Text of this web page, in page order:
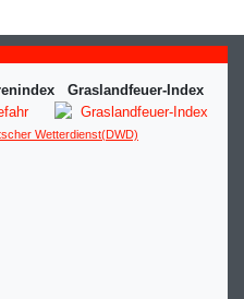
Graslandfeuer-Index
Wetterdienst(DWD)